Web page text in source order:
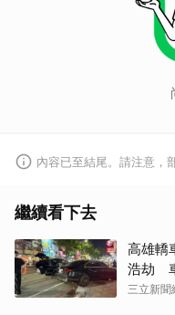
內容已至結尾。請注意，
繼續看下去
高雄轎
浩劫
三立新聞